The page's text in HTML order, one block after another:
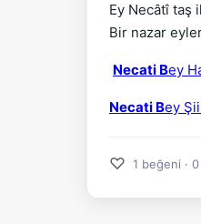
Ey Necâtî taş
Bir nazar
Necati Bey
Necati Bey
♡ 1 beğeni ·